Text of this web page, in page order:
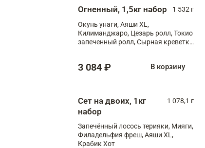
Огненный, 1,5кг набор
1 532 г
Окунь унаги, Аяши XL,
Килиманджаро, Цезарь ролл, Токио
запеченный ролл, Сырная креветка
3 084 ₽ В корзину
Сет на двоих, 1кг
набор
1 078,1 г
Запечённый лосось терияки, Мияги,
Филадельфия фреш, Аяши XL,
Крабик Хот